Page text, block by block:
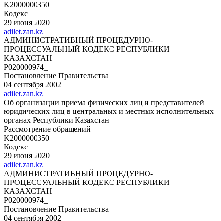
K2000000350
Кодекс
29 июня 2020
adilet.zan.kz
АДМИНИСТРАТИВНЫЙ ПРОЦЕДУРНО-
ПРОЦЕССУАЛЬНЫЙ КОДЕКС РЕСПУБЛИКИ
КАЗАХСТАН
P020000974_
Постановление Правительства
04 сентября 2002
adilet.zan.kz
Об организации приема физических лиц и представителей
юридических лиц в центральных и местных исполнительных
органах Республики Казахстан
Рассмотрение обращений
K2000000350
Кодекс
29 июня 2020
adilet.zan.kz
АДМИНИСТРАТИВНЫЙ ПРОЦЕДУРНО-
ПРОЦЕССУАЛЬНЫЙ КОДЕКС РЕСПУБЛИКИ
КАЗАХСТАН
P020000974_
Постановление Правительства
04 сентября 2002